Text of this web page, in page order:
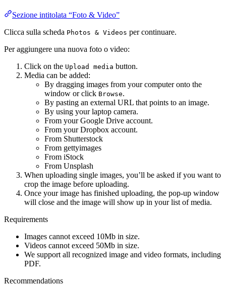
Sezione intitolata “Foto & Video”
Clicca sulla scheda Photos & Videos per continuare.
Per aggiungere una nuova foto o video:
Click on the Upload media button.
Media can be added:
By dragging images from your computer onto the
window or click Browse.
By pasting an external URL that points to an image.
By using your laptop camera.
From your Google Drive account.
From your Dropbox account.
From Shutterstock
From gettyimages
From iStock
From Unsplash
When uploading single images, you’ll be asked if you want to
crop the image before uploading.
Once your image has finished uploading, the pop-up window
will close and the image will show up in your list of media.
Requirements
Images cannot exceed 10Mb in size.
Videos cannot exceed 50Mb in size.
We support all recognized image and video formats, including
PDF.
Recommendations